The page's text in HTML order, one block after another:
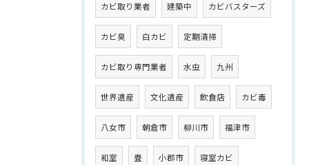
カビ取り業者 建築中 カビバスターズ
カビ臭 白カビ 定期清掃
カビ取り専門業者 水虫 九州
世界遺産 文化遺産 飲食店 カビ毒
八女市 朝倉市 柳川市 福津市
和室 畳 小郡市 寝室カビ